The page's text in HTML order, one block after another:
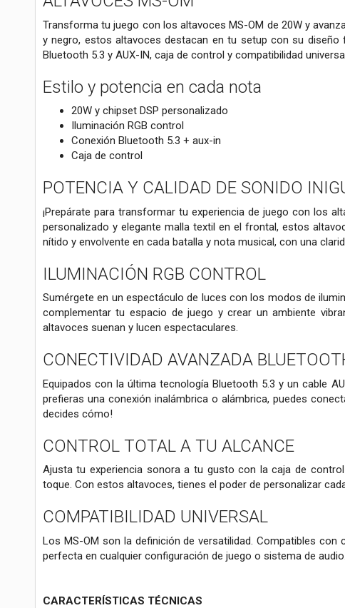
Transforma tu juego con los altavoces MS-OM de 20W y
y negro, estos altavoces destacan en tu setup con su diseño
Bluetooth 5.3 y AUX-IN, caja de control y compatibilidad
Estilo y potencia en cada nota
20W y chipset DSP personalizado
Iluminación RGB control
Conexión Bluetooth 5.3 + aux-in
Caja de control
POTENCIA Y CALIDAD DE SONIDO
¡Prepárate para transformar tu experiencia de juego con los
personalizado y elegante malla textil en el frontal, estos
nítido y envolvente en cada batalla y nota musical, con una
ILUMINACIÓN RGB CONTROL
Sumérgete en un espectáculo de luces con los modos de
complementar tu espacio de juego y crear un ambiente
altavoces suenan y lucen espectaculares.
CONECTIVIDAD AVANZADA
Equipados con la última tecnología Bluetooth 5.3 y un cable
prefieras una conexión inalámbrica o alámbrica, puedes
decides cómo!
CONTROL TOTAL A TU ALCANCE
Ajusta tu experiencia sonora a tu gusto con la caja de
toque. Con estos altavoces, tienes el poder de personalizar
COMPATIBILIDAD UNIVERSAL
Los MS-OM son la definición de versatilidad. Compatibles
perfecta en cualquier configuración de juego o sistema de
CARACTERÍSTICAS TÉCNICAS